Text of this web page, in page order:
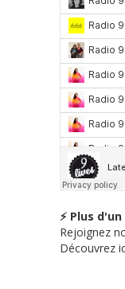
⚡ Plus
Rejoignez
Découvrez